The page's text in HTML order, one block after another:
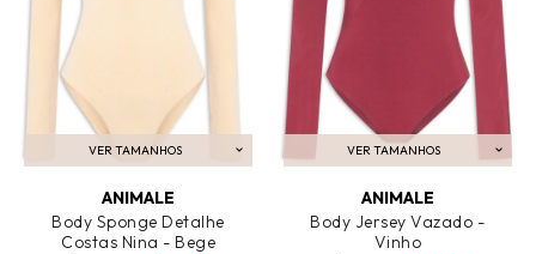
VER TAMANHOS
ADICIONAR AO CARRINHO
ANIMALE
Body Sponge Detalhe
Costas Nina - Bege
VER TAMANHOS
ADICIONAR AO CARRINHO
ANIMALE
Body Jersey Vazado -
Vinho